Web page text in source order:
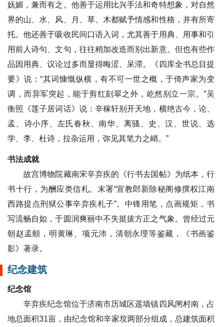
妩媚，兼而有之。他善于运用比兴手法和奇特想象，对自然
界的山、水、风、月、草、木都赋予情感和性格，并有所寄
托。他还善于吸收民间口语入词，尤其善于用典、用事和引
用前人诗句、文句，往往稍加改造而别出新意。但也有些作
品因用典、议论过多而显得晦涩、呆滞。《四库全书总目提
要》说：“其词慷慨纵横，有不可一世之概，于倚声家为变
调，而异军突起，能于剪红刻翠之外，屹然别立一宗。”吴
衡照《莲子居词话》说：辛稼轩别开天地，横绝古今，论、
孟、诗小序、左氏春秋、南华、离骚、史、汉、世说、选
学、李、杜诗，拉杂运用，弥见其笔力之峭。”
书法成就
故宫博物院藏南宋辛弃疾的《行书去国帖》为纸本，行
书十行，为酬应类信札。末署“宣教郎新除秘阁修撰权江南
西路提点刑狱公事辛弃疾札子”。中锋用笔，点画规矩，书
写流畅自如，于圆润爽丽中不失挺拔方正之气象。曾经过元
朝赵孟頫，明黄琳、项元沛，清朝永理等鉴藏，《书画鉴
影》著录。
纪念建筑
纪念馆
辛弃疾纪念馆位于济南市历城区遥墙镇四风闸村南，占
地总面积31亩，由纪念馆和辛家坟两部分组成，总建筑面积